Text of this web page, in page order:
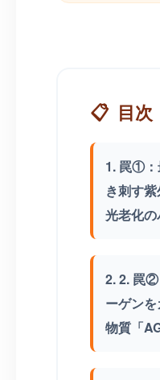
📋 目次
1. 罠①：
き刺す
光老化
2. 2. 罠②
ーゲン
物質「